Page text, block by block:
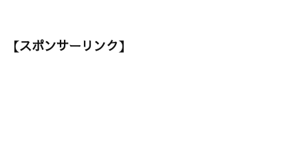
【スポンサーリンク】